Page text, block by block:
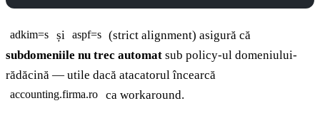
adkim=s și aspf=s
(strict alignment) asigură că
subdomeniile nu trec automat sub policy-ul domeniului-
rădăcină — utile dacă atacatorul încearcă
accounting.firma.ro ca workaround.